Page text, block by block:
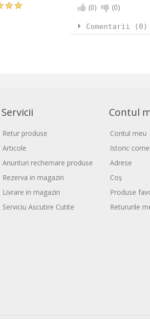
(0) (0)
Comentarii (0)
Servicii
Retur produse
Articole
Anunturi rechemare produse
Rezerva in magazin
Livrare in magazin
Serviciu Ascutire Cutite
Contul
Contul meu
Istoric
Adrese
Coș
Produse
Retururile